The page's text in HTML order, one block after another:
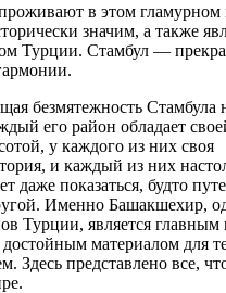
в этом гламурном
значим, а также
Турции. Стамбул —
безмятежность Стамбула
его район обладает
у каждого из них своя
и каждый из них
даже показаться, будто
Именно Башакшехир,
Турции, является главным
достойным материалом для
Здесь представлено все,